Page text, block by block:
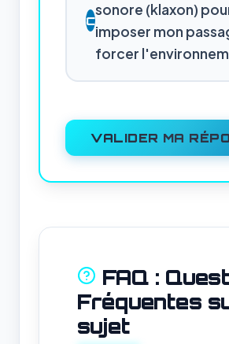
C
sonore (klaxon)
imposer mon
forcer
VALIDER MA
FAQ :
Fréquentes
sujet